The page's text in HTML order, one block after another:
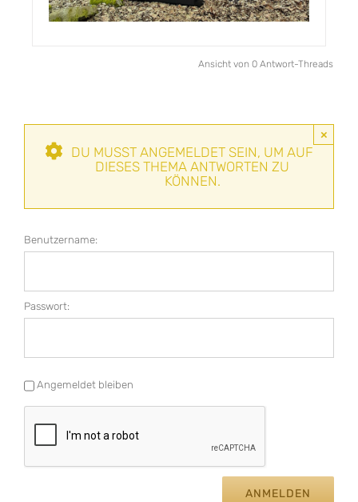
Ansicht von 0 Antwort-Threads
×
DU MUSST ANGEMELDET SEIN, UM AUF
DIESES THEMA ANTWORTEN ZU
KÖNNEN.
Benutzername:
Passwort:
Angemeldet bleiben
ANMELDEN